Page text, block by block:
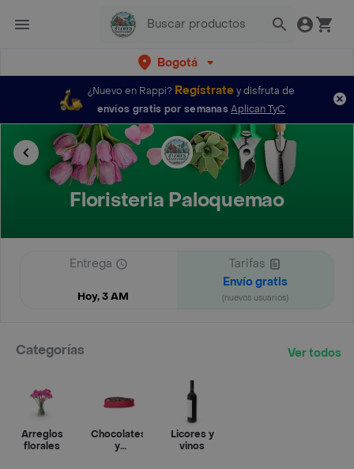
Bogotá
¿Nuevo en Rappi? Regístratey disfruta de
envíos gratis por semanas Aplican TyC
Floristeria Paloquemao
Entrega
Hoy, 3 AM
Tarifas
Envío gratis
(nuevos usuarios)
Categorías Ver todos
Arreglos
florales
Chocolates
y
Licores y
vinos